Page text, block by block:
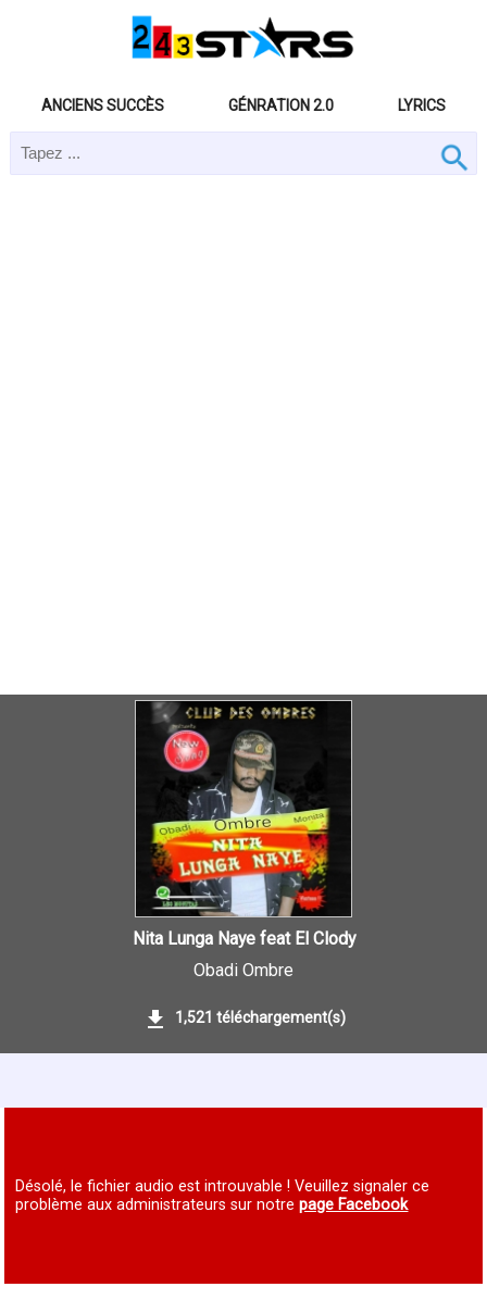
ANCIENS SUCCÈS GÉNRATION 2.0 LYRICS
Nita Lunga Naye feat El Clody
Obadi Ombre
1,521 téléchargement(s)
Désolé, le fichier audio est introuvable ! Veuillez signaler ce
problème aux administrateurs sur notrepage Facebook